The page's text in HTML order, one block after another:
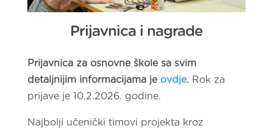
Prijavnica i nagrade
Prijavnica za osnovne škole sa svim
detaljnijim informacijama je ovdje. Rok za
prijave je 10.2.2026. godine.
Najbolji učenički timovi projekta kroz